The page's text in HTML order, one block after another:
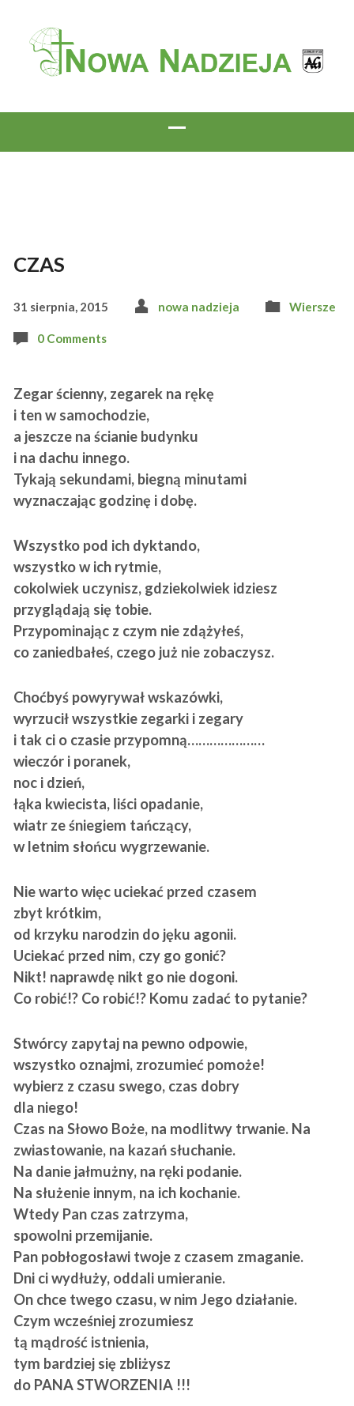
CZAS
31 sierpnia, 2015 nowa nadzieja Wiersze
0 Comments
Zegar ścienny, zegarek na rękę
i ten w samochodzie,
a jeszcze na ścianie budynku
i na dachu innego.
Tykają sekundami, biegną minutami
wyznaczając godzinę i dobę.
Wszystko pod ich dyktando,
wszystko w ich rytmie,
cokolwiek uczynisz, gdziekolwiek idziesz
przyglądają się tobie.
Przypominając z czym nie zdążyłeś,
co zaniedbałeś, czego już nie zobaczysz.
Choćbyś powyrywał wskazówki,
wyrzucił wszystkie zegarki i zegary
i tak ci o czasie przypomną…………………
wieczór i poranek,
noc i dzień,
łąka kwiecista, liści opadanie,
wiatr ze śniegiem tańczący,
w letnim słońcu wygrzewanie.
Nie warto więc uciekać przed czasem
zbyt krótkim,
od krzyku narodzin do jęku agonii.
Uciekać przed nim, czy go gonić?
Nikt! naprawdę nikt go nie dogoni.
Co robić!? Co robić!? Komu zadać to pytanie?
Stwórcy zapytaj na pewno odpowie,
wszystko oznajmi, zrozumieć pomoże!
wybierz z czasu swego, czas dobry
dla niego!
Czas na Słowo Boże, na modlitwy trwanie. Na
zwiastowanie, na kazań słuchanie.
Na danie jałmużny, na ręki podanie.
Na służenie innym, na ich kochanie.
Wtedy Pan czas zatrzyma,
spowolni przemijanie.
Pan pobłogosławi twoje z czasem zmaganie.
Dni ci wydłuży, oddali umieranie.
On chce twego czasu, w nim Jego działanie.
Czym wcześniej zrozumiesz
tą mądrość istnienia,
tym bardziej się zbliżysz
do PANA STWORZENIA !!!